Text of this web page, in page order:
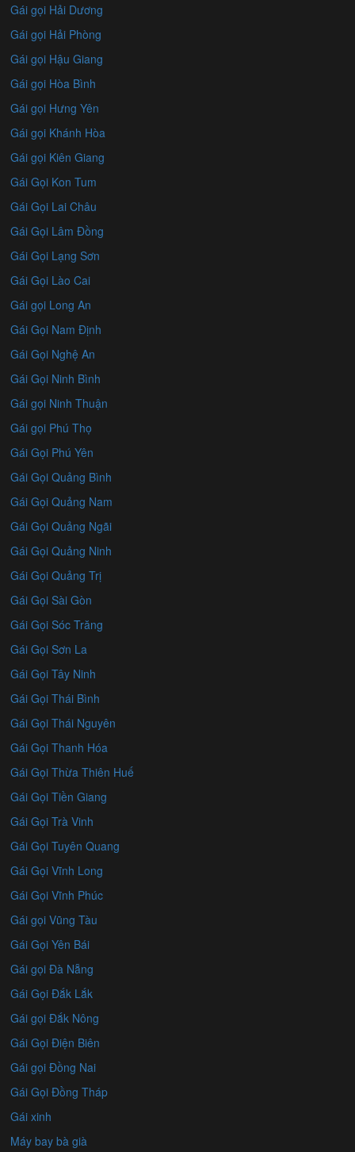
Gái gọi Hải Dương
Gái gọi Hải Phòng
Gái gọi Hậu Giang
Gái gọi Hòa Bình
Gái gọi Hưng Yên
Gái gọi Khánh Hòa
Gái gọi Kiên Giang
Gái Gọi Kon Tum
Gái Gọi Lai Châu
Gái Gọi Lâm Đồng
Gái Gọi Lạng Sơn
Gái Gọi Lào Cai
Gái gọi Long An
Gái Gọi Nam Định
Gái Gọi Nghệ An
Gái Gọi Ninh Bình
Gái gọi Ninh Thuận
Gái gọi Phú Thọ
Gái Gọi Phú Yên
Gái Gọi Quảng Bình
Gái Gọi Quảng Nam
Gái Gọi Quảng Ngãi
Gái Gọi Quảng Ninh
Gái Gọi Quảng Trị
Gái Gọi Sài Gòn
Gái Gọi Sóc Trăng
Gái Gọi Sơn La
Gái Gọi Tây Ninh
Gái Gọi Thái Bình
Gái Gọi Thái Nguyên
Gái Gọi Thanh Hóa
Gái Gọi Thừa Thiên Huế
Gái Gọi Tiền Giang
Gái Gọi Trà Vinh
Gái Gọi Tuyên Quang
Gái Gọi Vĩnh Long
Gái Gọi Vĩnh Phúc
Gái gọi Vũng Tàu
Gái Gọi Yên Bái
Gái gọi Đà Nẵng
Gái Gọi Đắk Lắk
Gái gọi Đắk Nông
Gái Gọi Điện Biên
Gái gọi Đồng Nai
Gái Gọi Đồng Tháp
Gái xinh
Máy bay bà già